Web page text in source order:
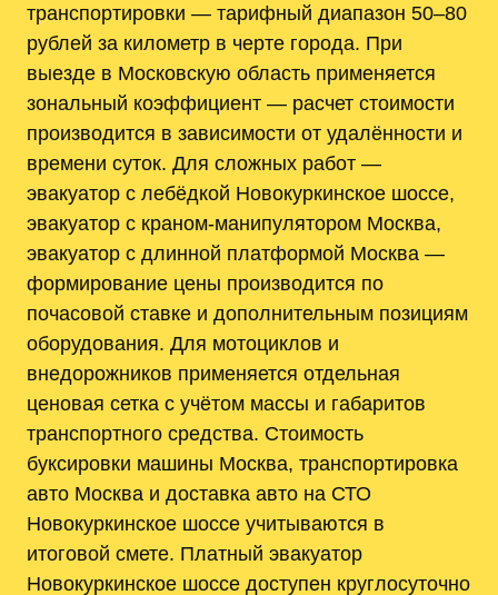
транспортировки — тарифный диапазон 50–80
рублей за километр в черте города. При
выезде в Московскую область применяется
зональный коэффициент — расчет стоимости
производится в зависимости от удалённости и
времени суток. Для сложных работ —
эвакуатор с лебёдкой Новокуркинское шоссе,
эвакуатор с краном-манипулятором Москва,
эвакуатор с длинной платформой Москва —
формирование цены производится по
почасовой ставке и дополнительным позициям
оборудования. Для мотоциклов и
внедорожников применяется отдельная
ценовая сетка с учётом массы и габаритов
транспортного средства. Стоимость
буксировки машины Москва, транспортировка
авто Москва и доставка авто на СТО
Новокуркинское шоссе учитываются в
итоговой смете. Платный эвакуатор
Новокуркинское шоссе доступен круглосуточно